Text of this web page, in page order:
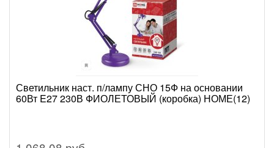
Светильник наст. п/лампу СНО 15Ф на основании
60Вт E27 230В ФИОЛЕТОВЫЙ (коробка) НОМЕ(12)